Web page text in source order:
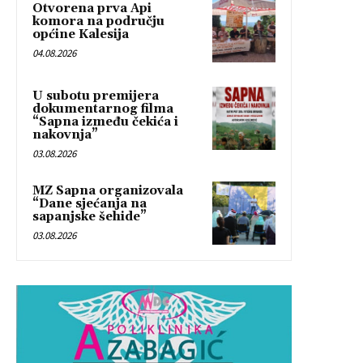
Otvorena prva Api
komora na području
općine Kalesija
04.08.2026
U subotu premijera
dokumentarnog filma
“Sapna između čekića i
nakovnja”
03.08.2026
MZ Sapna organizovala
“Dane sjećanja na
sapanjske šehide”
03.08.2026